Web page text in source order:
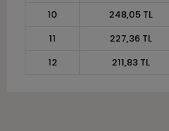
10
248,05 TL
11
227,36 TL
12
211,83 TL